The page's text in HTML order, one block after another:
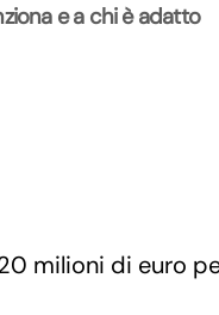
e a chi è adatto